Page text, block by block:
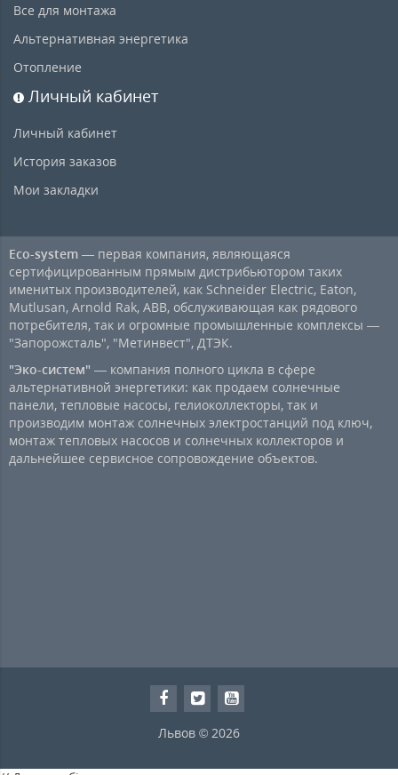
Все для монтажа
Альтернативная энергетика
Отопление
Личный кабинет
Личный кабинет
История заказов
Мои закладки
Eco-system — первая компания, являющаяся
сертифицированным прямым дистрибьютором таких
именитых производителей, как Schneider Electric, Eaton,
Mutlusan, Arnold Rak, ABB, обслуживающая как рядового
потребителя, так и огромные промышленные комплексы —
"Запорожсталь", "Метинвест", ДТЭК.
"Эко-систем" — компания полного цикла в сфере
альтернативной энергетики: как продаем солнечные
панели, тепловые насосы, гелиоколлекторы, так и
производим монтаж солнечных электростанций под ключ,
монтаж тепловых насосов и солнечных коллекторов и
дальнейшее сервисное сопровождение объектов.
Львов © 2026